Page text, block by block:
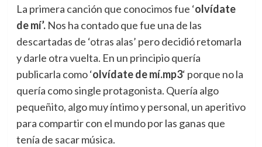
La primera canción que conocimos fue ‘olvídate
de mí’.Nos ha contado que fue una de las
descartadas de ‘otras alas’ pero decidió retomarla
y darle otra vuelta. En un principio quería
publicarla como ‘olvídate de mí.mp3‘ porque no la
quería como single protagonista. Quería algo
pequeñito, algo muy íntimo y personal, un aperitivo
para compartir con el mundo por las ganas que
tenía de sacar música.